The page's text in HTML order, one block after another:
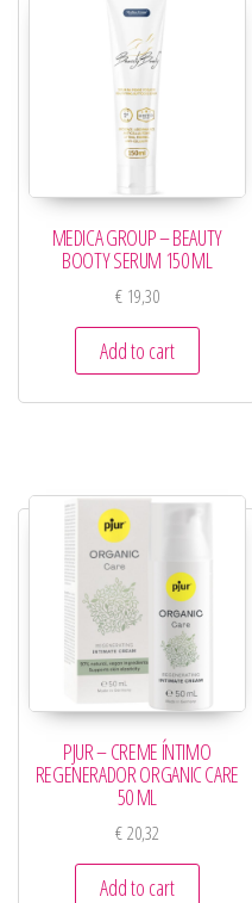
MEDICA GROUP – BEAUTY
BOOTY SERUM 150 ML
€19,30
Add to cart
PJUR – CREME ÍNTIMO
REGENERADOR ORGANIC CARE
50 ML
€20,32
Add to cart